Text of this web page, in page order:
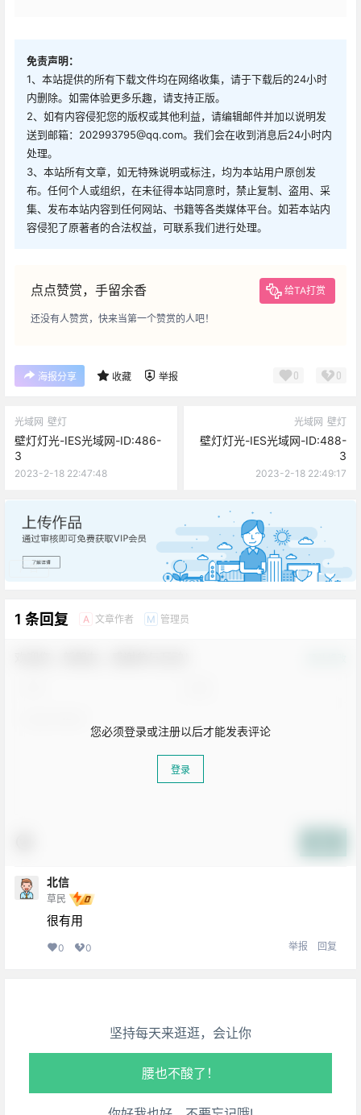
免责声明：
1、本站提供的所有下载文件均在网络收集，请于下载后的24小时
内删除。如需体验更多乐趣，请支持正版。
2、如有内容侵犯您的版权或其他利益，请编辑邮件并加以说明发
送到邮箱：202993795@qq.com。我们会在收到消息后24小时内
处理。
3、本站所有文章，如无特殊说明或标注，均为本站用户原创发
布。任何个人或组织，在未征得本站同意时，禁止复制、盗用、采
集、发布本站内容到任何网站、书籍等各类媒体平台。如若本站内
容侵犯了原著者的合法权益，可联系我们进行处理。
点点赞赏，手留余香 给TA打赏
还没有人赞赏，快来当第一个赞赏的人吧！
海报分享 收藏 举报 0 0
光域网 壁灯
壁灯灯光-IES光域网-ID:486-
3
2023-2-18 22:47:48
光域网 壁灯
壁灯灯光-IES光域网-ID:488-
3
2023-2-18 22:49:17
广告
1 条回复 A 文章作者 M 管理员
您必须登录或注册以后才能发表评论
登录
北信
草民
很有用
0 0 举报 回复
坚持每天来逛逛，会让你
腿也不痛了！
腰也不酸了！